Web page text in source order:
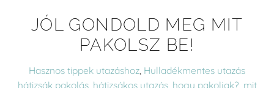
JÓL GONDOLD MEG MIT
PAKOLSZ BE!
Hasznos tippek utazáshoz, Hulladékmentes utazás
hátizsák pakolás, hátizsákos utazás, hogy pakoljak?, mit